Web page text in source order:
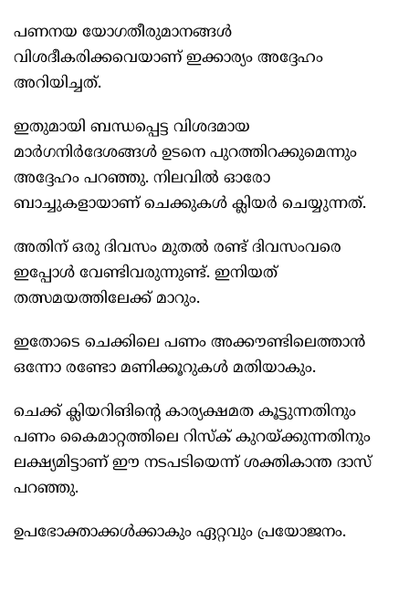
പണനയ യോഗതീരുമാനങ്ങൾ
വിശദീകരിക്കവെയാണ് ഇക്കാര്യം അദ്ദേഹം
അറിയിച്ചത്.
ഇതുമായി ബന്ധപ്പെട്ട വിശദമായ
മാർഗനിർദേശങ്ങൾ ഉടനെ പുറത്തിറക്കുമെന്നും
അദ്ദേഹം പറഞ്ഞു. നിലവിൽ ഓരോ
ബാച്ചുകളായാണ് ചെക്കുകൾ ക്ലിയർ ചെയ്യുന്നത്.
അതിന് ഒരു ദിവസം മുതൽ രണ്ട് ദിവസംവരെ
ഇപ്പോൾ വേണ്ടിവരുന്നുണ്ട്. ഇനിയത്
തത്സമയത്തിലേക്ക് മാറും.
ഇതോടെ ചെക്കിലെ പണം അക്കൗണ്ടിലെത്താൻ
ഒന്നോ രണ്ടോ മണിക്കൂറുകൾ മതിയാകും.
ചെക്ക് ക്ലിയറിങിന്റെ കാര്യക്ഷമത കൂട്ടുന്നതിനും
പണം കൈമാറ്റത്തിലെ റിസ്ക് കുറയ്ക്കുന്നതിനും
ലക്ഷ്യമിട്ടാണ് ഈ നടപടിയെന്ന് ശക്തികാന്ത ദാസ്
പറഞ്ഞു.
ഉപഭോക്താക്കൾക്കാകും ഏറ്റവും പ്രയോജനം.